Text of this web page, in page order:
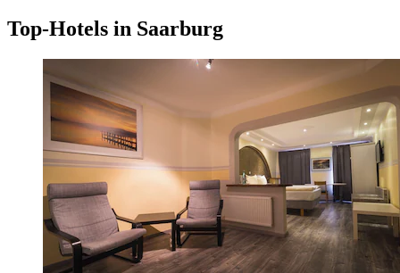
Top-Hotels in Saarburg